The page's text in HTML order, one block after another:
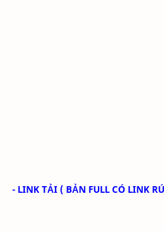
- LINK TẢI ( BẢN FULL CÓ LINK